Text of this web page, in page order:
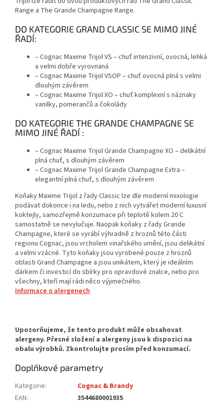
Range a The Grande Champagne Range.
DO KATEGORIE GRAND CLASSIC SE MIMO JINÉ
ŘADÍ:
– Cognac Maxime Trijol VS – chuť intenzivní, ovocná, lehká
a velmi dobře vyrovnaná
– Cognac Maxime Trijol VSOP – chuť ovocná plná s velmi
dlouhým závěrem
– Cognac Maxime Trijol XO – chuť komplexní s náznaky
vanilky, pomerančů a čokolády
DO KATEGORIE THE GRANDE CHAMPAGNE SE
MIMO JINÉ ŘADÍ :
– Cognac Maxime Trijol Grande Champagne XO – delikátní
plná chuť, s dlouhým závěrem
– Cognac Maxime Trijol Grande Champagne Extra –
elegantní plná chuť, s dlouhým závěrem
Koňaky Maxime Trijol z řady Classic lze dle moderní mixologie
podávat dokonce i na ledu, nebo z nich vytvářet moderní luxusní
koktejly, samozřejmě konzumace při teplotě kolem 20 C
samostatně se nevylučuje. Naopak koňaky z řady Grande
Champagne, které se vyrábí výhradně z hroznů této části
regionu Cognac, jsou vrcholem vinařského umění, jsou delikátní
a velmi vzácné. Tyto koňaky jsou vyrobené pouze z hroznů
oblasti Grand Champagne a jsou unikátem, který je ideálním
dárkem či investicí do sbírky pro opravdové znalce, nebo pro
všechny, kteří mají rádi něco výjimečného.
Informace o alergenech
Doplňkové parametry
Kategorie:
Cognac & Brandy
EAN:
3544680001935